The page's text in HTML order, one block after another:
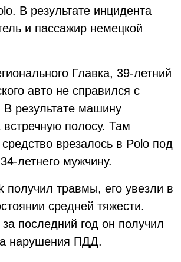
В результате инцидента
и пассажир немецкой
Главка, 39-летний
авто не справился с
результате машину
полосу. Там
врезалось в Polo под
летнего мужчину.
получил травмы, его увезли в
средней тяжести.
за последний год он получил
нарушения ПДД.